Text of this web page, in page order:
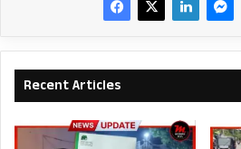
Recent Articles